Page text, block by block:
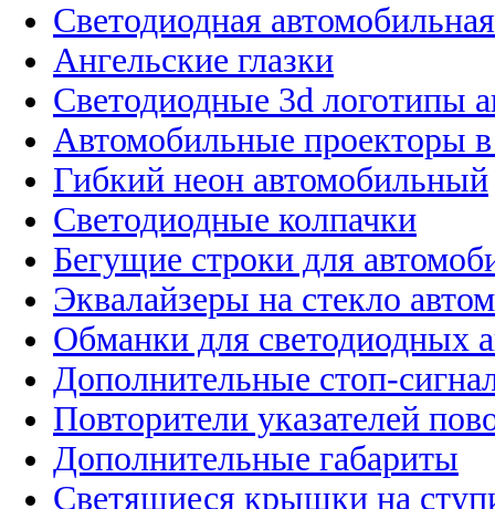
Светодиодная
Ангельские глазки
Светодиодные 3d логотипы
Автомобильные проекторы
Гибкий неон автомобильный
Светодиодные колпачки
Бегущие строки для
Эквалайзеры на стекло
Обманки для светодиодных
Дополнительные стоп-
Повторители указателей
Дополнительные габариты
Светящиеся крышки на